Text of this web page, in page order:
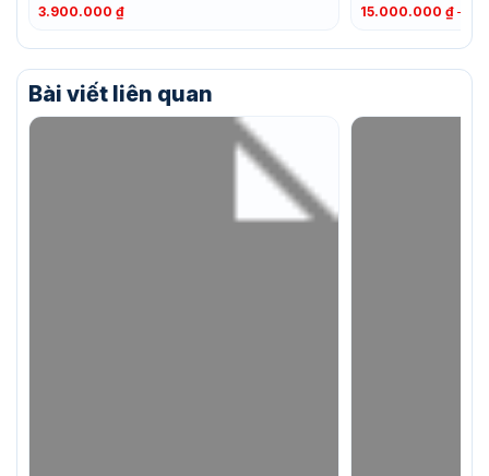
3.900.000 ₫ 15.000.000₫ –
Bài viết liên quan